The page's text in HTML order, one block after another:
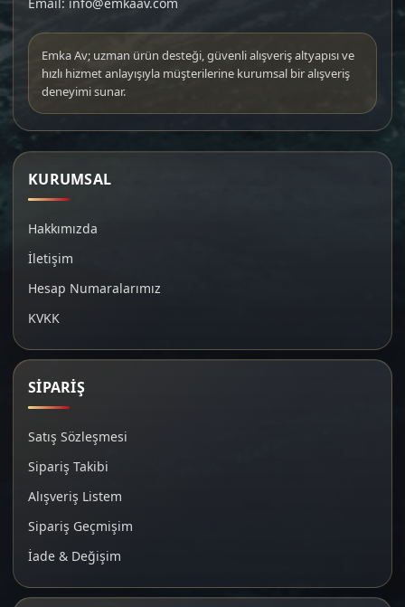
Emka Av; uzman ürün desteği, güvenli alışveriş altyapısı ve
hızlı hizmet anlayışıyla müşterilerine kurumsal bir alışveriş
deneyimi sunar.
KURUMSAL
Hakkımızda
İletişim
Hesap Numaralarımız
KVKK
SİPARİŞ
Satış Sözleşmesi
Sipariş Takibi
Alışveriş Listem
Sipariş Geçmişim
İade & Değişim